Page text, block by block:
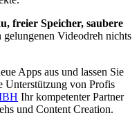
freier Speicher, saubere
gelungenen Videodreh nichts
Apps aus und lassen Sie
Unterstützung von Profis
Ihr kompetenter Partner
und Content Creation.